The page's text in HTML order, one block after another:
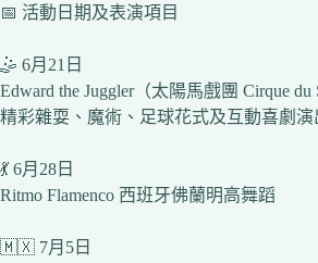
📅 活動日期及表演項目
🤹 6月21日
Edward the Juggler（太陽馬戲團 Cirque du
精彩雜耍、魔術、足球花式及互動喜劇演
💃 6月28日
Ritmo Flamenco 西班牙佛蘭明高舞蹈
🇲🇽 7月5日